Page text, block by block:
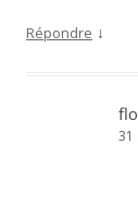
Répondre ↓
31